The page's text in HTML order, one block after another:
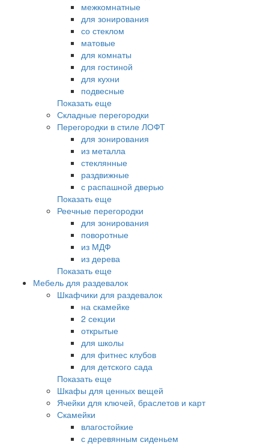
межкомнатные
для зонирования
со стеклом
матовые
для комнаты
для гостиной
для кухни
подвесные
Показать еще
Складные перегородки
Перегородки в стиле ЛОФТ
для зонирования
из металла
стеклянные
раздвижные
с распашной дверью
Показать еще
Реечные перегородки
для зонирования
поворотные
из МДФ
из дерева
Показать еще
Мебель для раздевалок
Шкафчики для раздевалок
на скамейке
2 секции
открытые
для школы
для фитнес клубов
для детского сада
Показать еще
Шкафы для ценных вещей
Ячейки для ключей, браслетов и карт
Скамейки
влагостойкие
с деревянным сиденьем